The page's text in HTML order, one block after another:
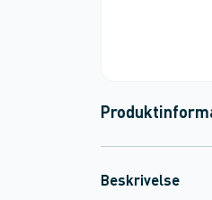
Beskrivelse